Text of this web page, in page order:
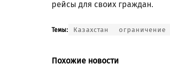
рейсы для своих граждан.
Темы: Казахстан ограничение
Похожие новости